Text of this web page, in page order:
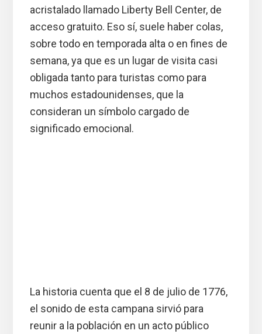
acristalado llamado Liberty Bell Center, de
acceso gratuito. Eso sí, suele haber colas,
sobre todo en temporada alta o en fines de
semana, ya que es un lugar de visita casi
obligada tanto para turistas como para
muchos estadounidenses, que la
consideran un símbolo cargado de
significado emocional.
La historia cuenta que el 8 de julio de 1776,
el sonido de esta campana sirvió para
reunir a la población en un acto público